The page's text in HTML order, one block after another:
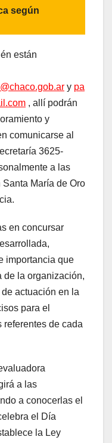
según
están
y pa
, allí podrán
y
comunicarse al
3625-
a las
María de Oro
en concursar
importancia que
de la organización,
actuación en la
para el
referentes de cada
a las
a conocerlas el
el Día
la Ley